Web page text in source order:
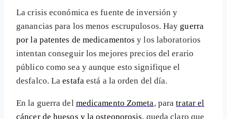
La crisis económica es fuente de inversión y
ganancias para los menos escrupulosos. Hay guerra
por la patentes de medicamentos y los laboratorios
intentan conseguir los mejores precios del erario
público como sea y aunque esto signifique el
desfalco. Laestafaestá a la orden del día.
En la guerra del medicamento Zometa, paratratar el
cáncer de huesos y la osteoporosis, queda claro que